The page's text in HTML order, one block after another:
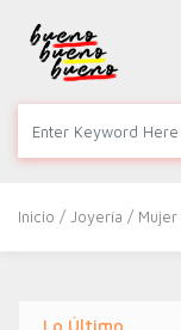
Inicio /Joyería / Mujer